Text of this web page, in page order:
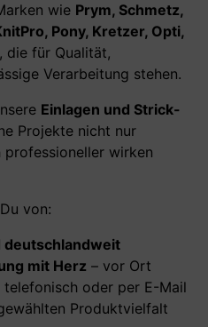
wie Prym, Schmetz,
Pony, Kretzer, Opti,
, die für Qualität,
Verarbeitung stehen.
Einlagen und Strick-
Projekte nicht nur
professioneller wirken
von:
deutschlandweit
mit Herz – vor Ort
telefonisch oder per E-Mail
Produktvielfalt